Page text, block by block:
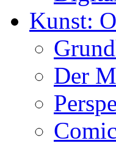
Kunst:
Der